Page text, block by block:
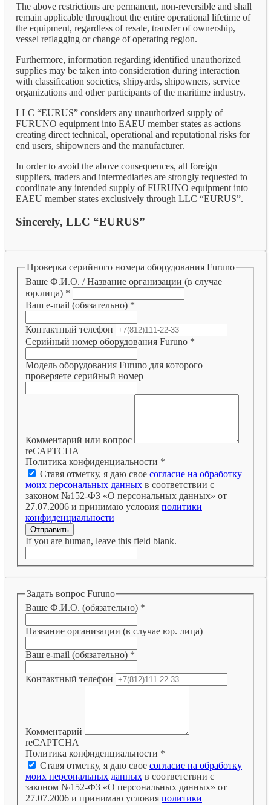
The above restrictions are permanent, non-reversible and shall
remain applicable throughout the entire operational lifetime of
the equipment, regardless of resale, transfer of ownership,
vessel reflagging or change of operating region.
Furthermore, information regarding identified unauthorized
supplies may be taken into consideration during interaction
with classification societies, shipyards, shipowners, service
organizations and other participants of the maritime industry.
LLC “EURUS” considers any unauthorized supply of
FURUNO equipment into EAEU member states as actions
creating direct technical, operational and reputational risks for
end users, shipowners and the manufacturer.
In order to avoid the above consequences, all foreign
suppliers, traders and intermediaries are strongly requested to
coordinate any intended supply of FURUNO equipment into
EAEU member states exclusively through LLC “EURUS”.
Sincerely, LLC “EURUS”
Проверка серийного номера оборудования Furuno
Ваше Ф.И.О. / Название организации (в случае
юр.лица) *
Ваш e-mail (обязательно) *
Контактный телефон
Серийный номер оборудования Furuno *
Модель оборудования Furuno для которого
проверяете серийный номер
Комментарий или вопрос
reCAPTCHA
Политика конфиденциальности *
Ставя отметку, я даю свое согласие на обработку
моих персональных данных в соответствии с
законом №152-ФЗ «О персональных данных» от
27.07.2006 и принимаю условия политики
конфиденциальности
Отправить
If you are human, leave this field blank.
Задать вопрос Furuno
Ваше Ф.И.О. (обязательно) *
Название организации (в случае юр. лица)
Ваш e-mail (обязательно) *
Контактный телефон
Комментарий
reCAPTCHA
Политика конфиденциальности *
Ставя отметку, я даю свое согласие на обработку
моих персональных данных в соответствии с
законом №152-ФЗ «О персональных данных» от
27.07.2006 и принимаю условия политики